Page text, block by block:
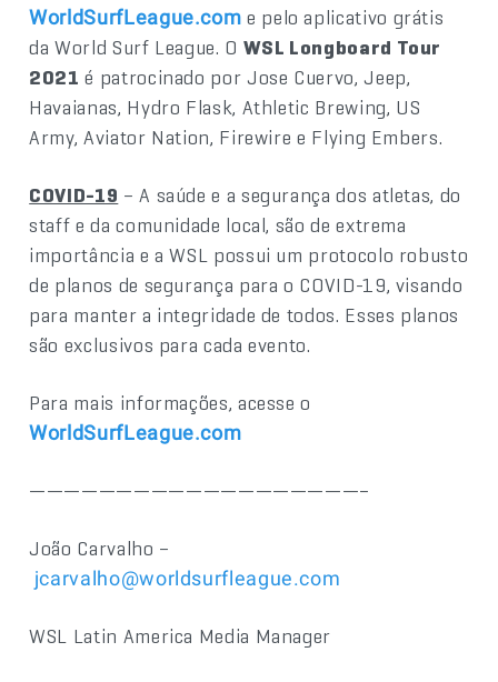
WorldSurfLeague.com e pelo aplicativo grátis
da World Surf League. O WSL Longboard Tour
2021 é patrocinado por Jose Cuervo, Jeep,
Havaianas, Hydro Flask, Athletic Brewing, US
Army, Aviator Nation, Firewire e Flying Embers.
COVID-19 – A saúde e a segurança dos atletas, do
staff e da comunidade local, são de extrema
importância e a WSL possui um protocolo robusto
de planos de segurança para o COVID-19, visando
para manter a integridade de todos. Esses planos
são exclusivos para cada evento.
Para mais informações, acesse o
WorldSurfLeague.com
———————————————————–
João Carvalho –
jcarvalho@worldsurfleague.com
WSL Latin America Media Manager